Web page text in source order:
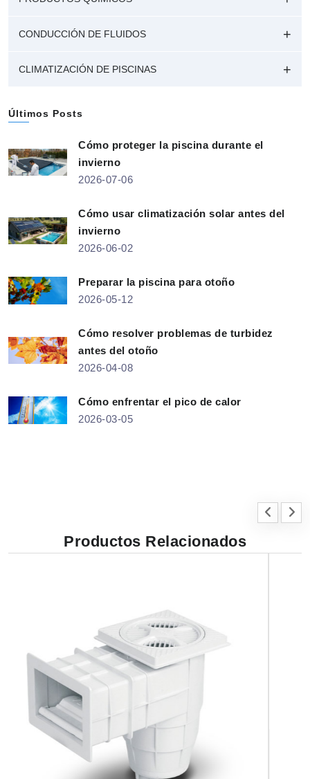
CONDUCCIÓN DE FLUIDOS
CLIMATIZACIÓN DE PISCINAS
Últimos Posts
Cómo proteger la piscina durante el
invierno
2026-07-06
Cómo usar climatización solar antes del
invierno
2026-06-02
Preparar la piscina para otoño
2026-05-12
Cómo resolver problemas de turbidez
antes del otoño
2026-04-08
Cómo enfrentar el pico de calor
2026-03-05
Productos Relacionados